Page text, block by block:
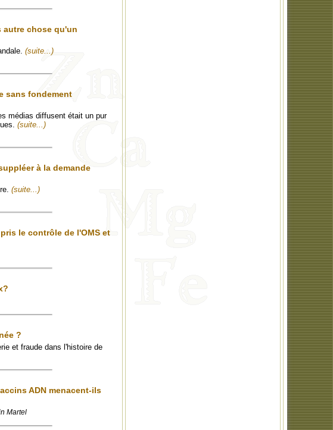
autre chose qu'un
(suite...)
sans fondement
médias diffusent était un pur
(suite...)
à la demande
(suite...)
le contrôle de l'OMS et
?
et fraude dans l'histoire de
ADN menacent-ils
Martel